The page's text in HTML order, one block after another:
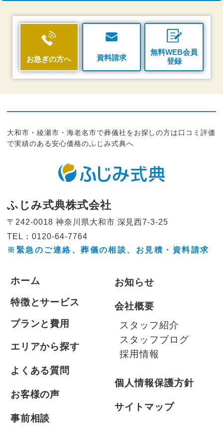
お急ぎの方へ 資料請求
無料WEB会員
登録
大和市・綾瀬市・海老名市で葬儀社をお探しの方は口コミ評価
で実績のある安心価格のふじみ式典へ
ふじみ式典株式会社
〒242-0018 神奈川県大和市 深見西7-3-25
TEL：0120-64-7764
※緊急のご連絡、葬儀の相談、 お見積・資料請求
ホーム
特徴とサービス
プランと費用
エリアから探す
よくある質問
お客様の声
事前相談
お知らせ
会社概要
スタッフ紹介
スタッフブログ
採用情報
個人情報保護方針
サイトマップ